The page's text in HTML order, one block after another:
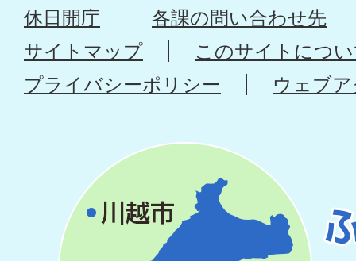
休日開庁
各課の問い合わせ先
サイトマップ
このサイトにつ
プライバシーポリシー
ウェブ